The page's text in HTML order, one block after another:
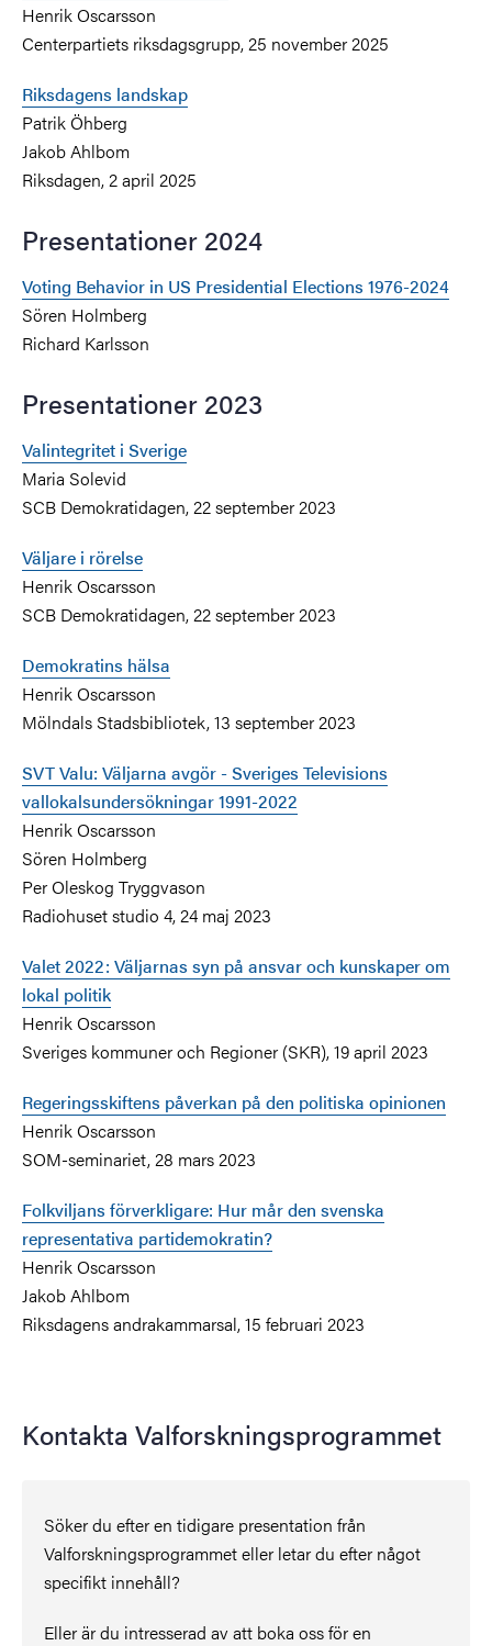
Henrik Oscarsson
Centerpartiets riksdagsgrupp, 25 november 2025
Riksdagens landskap
Patrik Öhberg
Jakob Ahlbom
Riksdagen, 2 april 2025
Presentationer 2024
Voting Behavior in US Presidential Elections 1976-2024
Sören Holmberg
Richard Karlsson
Presentationer 2023
Valintegritet i Sverige
Maria Solevid
SCB Demokratidagen, 22 september 2023
Väljare i rörelse
Henrik Oscarsson
SCB Demokratidagen, 22 september 2023
Demokratins hälsa
Henrik Oscarsson
Mölndals Stadsbibliotek, 13 september 2023
SVT Valu: Väljarna avgör - Sveriges Televisions
vallokalsundersökningar 1991-2022
Henrik Oscarsson
Sören Holmberg
Per Oleskog Tryggvason
Radiohuset studio 4, 24 maj 2023
Valet 2022: Väljarnas syn på ansvar och kunskaper om
lokal politik
Henrik Oscarsson
Sveriges kommuner och Regioner (SKR), 19 april 2023
Regeringsskiftens påverkan på den politiska opinionen
Henrik Oscarsson
SOM-seminariet, 28 mars 2023
Folkviljans förverkligare: Hur mår den svenska
representativa partidemokratin?
Henrik Oscarsson
Jakob Ahlbom
Riksdagens andrakammarsal, 15 februari 2023
Kontakta Valforskningsprogrammet
Söker du efter en tidigare presentation från
Valforskningsprogrammet eller letar du efter något
specifikt innehåll?
Eller är du intresserad av att boka oss för en